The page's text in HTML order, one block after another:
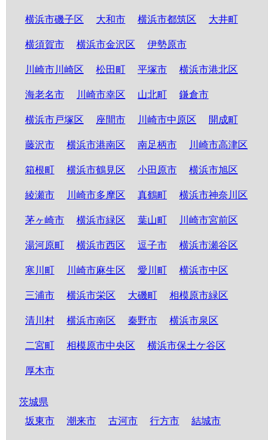
横浜市磯子区 大和市 横浜市都筑区 大井町
横須賀市 横浜市金沢区 伊勢原市
川崎市川崎区 松田町 平塚市 横浜市港北区
海老名市 川崎市幸区 山北町 鎌倉市
横浜市戸塚区 座間市 川崎市中原区 開成町
藤沢市 横浜市港南区 南足柄市 川崎市高津区
箱根町 横浜市鶴見区 小田原市 横浜市旭区
綾瀬市 川崎市多摩区 真鶴町 横浜市神奈川区
茅ヶ崎市 横浜市緑区 葉山町 川崎市宮前区
湯河原町 横浜市西区 逗子市 横浜市瀬谷区
寒川町 川崎市麻生区 愛川町 横浜市中区
三浦市 横浜市栄区 大磯町 相模原市緑区
清川村 横浜市南区 秦野市 横浜市泉区
二宮町 相模原市中央区 横浜市保土ケ谷区
厚木市
茨城県
坂東市
潮来市 古河市 行方市 結城市